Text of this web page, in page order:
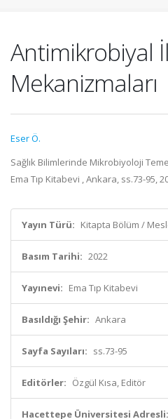
Antimikrobiyal
Mekanizmaları
Eser Ö.
Sağlık Bilimlerinde Mikrobiyoloji
Ema Tıp Kitabevi , Ankara, ss.73-95,
Yayın Türü: Kitapta Bölüm /
Basım Tarihi: 2022
Yayınevi: Ema Tıp Kitabevi
Basıldığı Şehir: Ankara
Sayfa Sayıları: ss.73-95
Editörler: Özgül Kısa, Editör
Hacettepe Üniversitesi Adresli: